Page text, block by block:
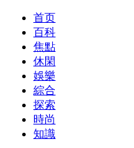
首页
百科
焦點
休閑
娛樂
綜合
探索
時尚
知識